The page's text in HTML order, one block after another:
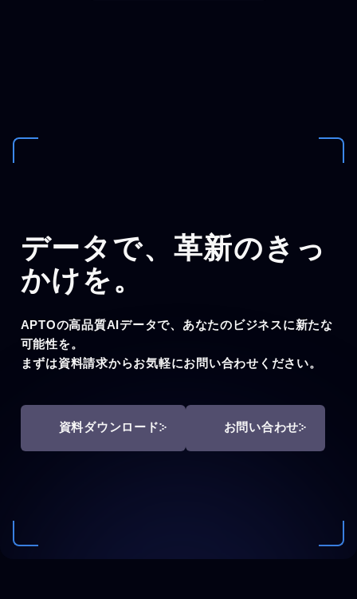
データで、 革新のきっ
かけを。
APTOの高品質AIデータで、あなたのビジネスに新たな
可能性を。
まずは資料請求からお気軽にお問い合わせください。
資料ダウンロード お問い合わせ